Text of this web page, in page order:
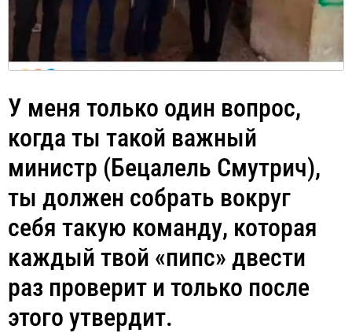
У меня только один вопрос,
когда ты такой важный
министр (Бецалель Смутрич),
ты должен собрать вокруг
себя такую команду, которая
каждый твой «пипс» двести
раз проверит и только после
этого утвердит.